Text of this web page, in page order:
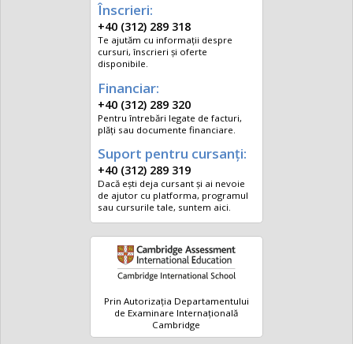
Înscrieri:
+40 (312) 289 318
Te ajutăm cu informații despre
cursuri, înscrieri și oferte
disponibile.
Financiar:
+40 (312) 289 320
Pentru întrebări legate de facturi,
plăți sau documente financiare.
Suport pentru cursanți:
+40 (312) 289 319
Dacă ești deja cursant și ai nevoie
de ajutor cu platforma, programul
sau cursurile tale, suntem aici.
Prin Autorizația Departamentului
de Examinare Internațională
Cambridge